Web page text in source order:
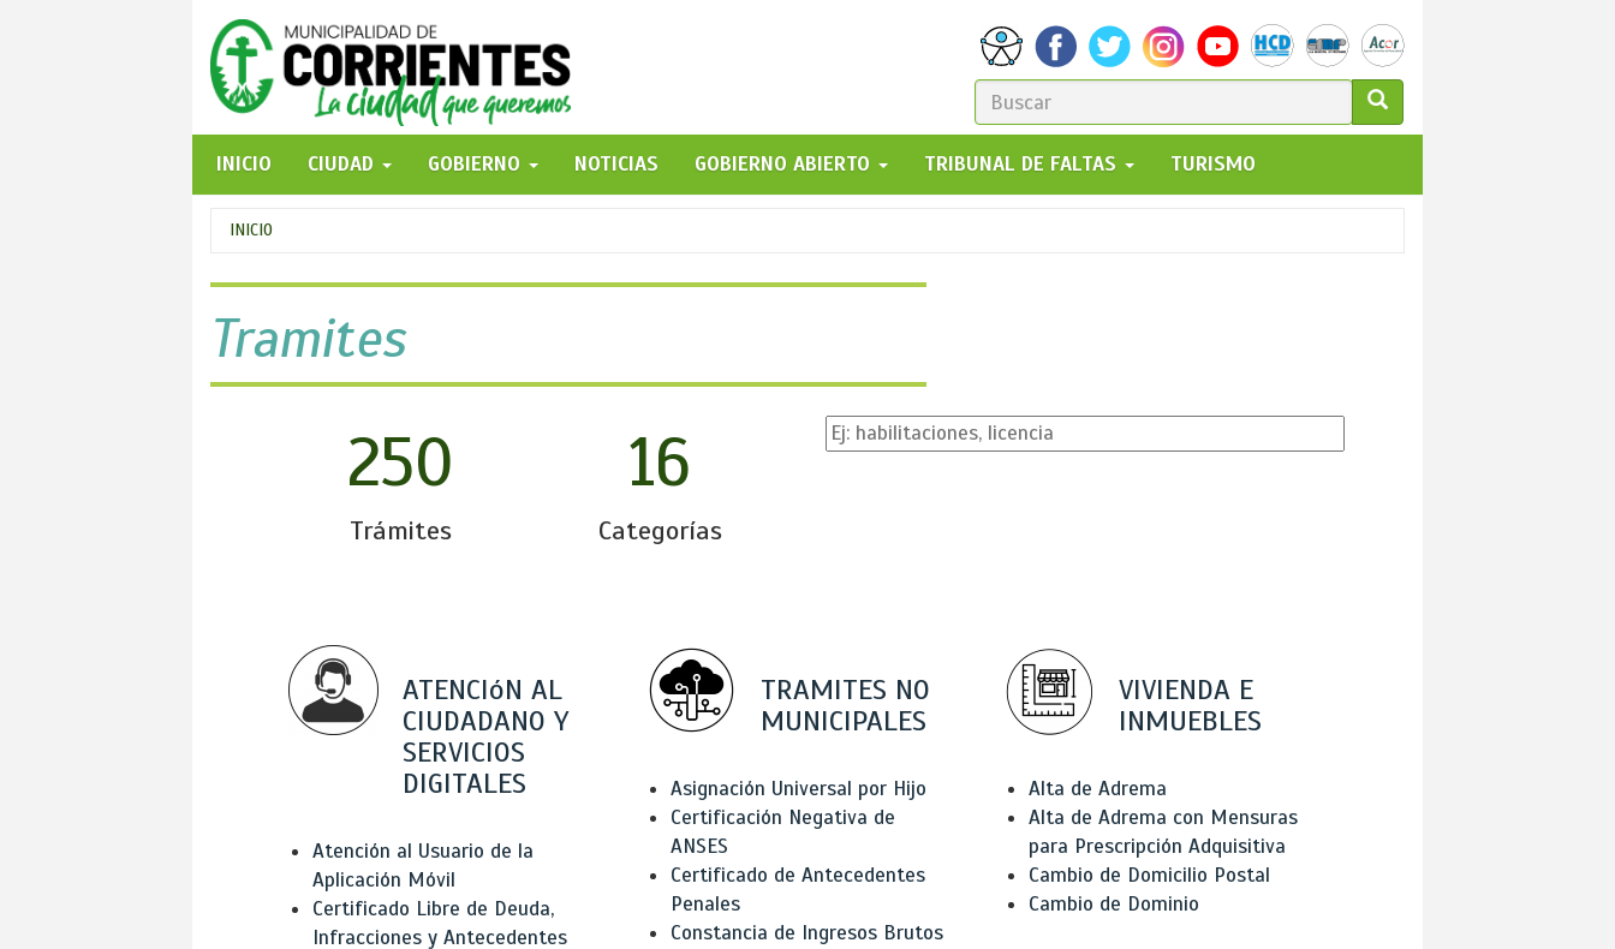
FORMULARIO
DE
BÚSQUEDA
GO!
INICIO
CIUDAD GOBIERNO NOTICIAS GOBIERNO ABIERTO TRIBUNAL DE FALTAS TURISMO
Se
encuentra
usted
aquí
INICIO
Tramites
250
Trámites
16
Categorías
ATENCIóN AL
CIUDADANO Y
SERVICIOS
DIGITALES
Atención al Usuario de la
Aplicación Móvil
Certificado Libre de Deuda,
Infracciones y Antecedentes
TRAMITES NO
MUNICIPALES
Asignación Universal por Hijo
Certificación Negativa de
ANSES
Certificado de Antecedentes
Penales
Constancia de Ingresos Brutos
VIVIENDA E
INMUEBLES
Alta de Adrema
Alta de Adrema con Mensuras
para Prescripción Adquisitiva
Cambio de Domicilio Postal
Cambio de Dominio